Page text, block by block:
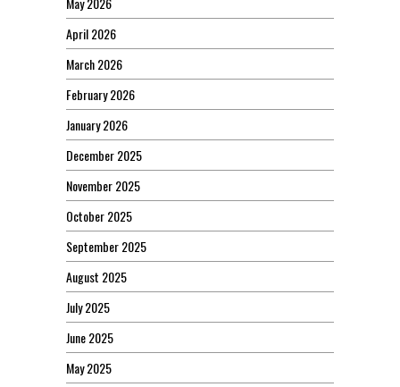
April 2026
March 2026
February 2026
January 2026
December 2025
November 2025
October 2025
September 2025
August 2025
July 2025
June 2025
May 2025